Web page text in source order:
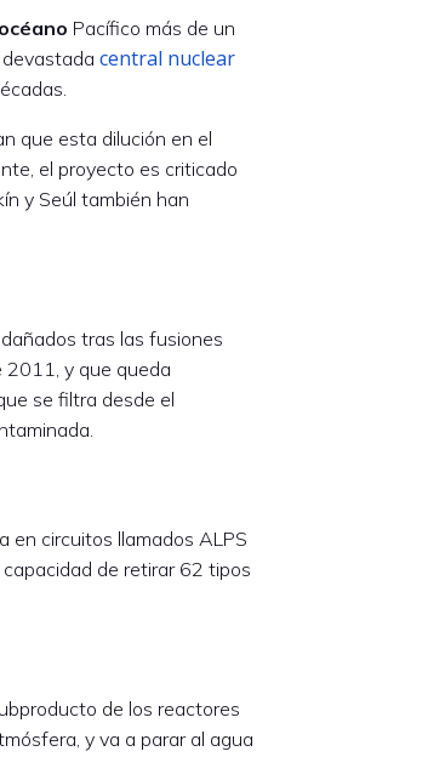
océano Pacífico más de un
devastadacentral nuclear
que esta dilución en el
el proyecto es criticado
y Seúl también han
tras las fusiones
2011, y que queda
se filtra desde el
en circuitos llamados ALPS
de retirar 62 tipos
de los reactores
y va a parar al agua